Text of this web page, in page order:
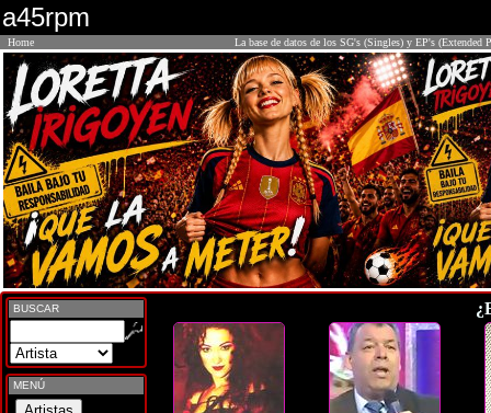
a45rpm
Home La base de datos de los SG's (Singles) y EP's (Extended
BUSCAR
MENÚ